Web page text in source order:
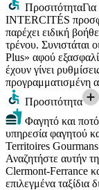
Προσιτότητα
INTERCITÉS
παρέχει ειδική
τρένου. Συνιστάται
Plus» αφού
έχουν γίνει
προγραμματισμένη
Προσιτότητα
Φαγητό και ποτό
υπηρεσία φαγητού
Territoires
Αναζητήστε αυτήν
Clermont-Ferrance
επιλεγμένα ταξίδια